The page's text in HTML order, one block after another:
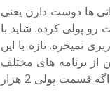
ها دوست دارن یعنی
رو پولی کرده. شاید با
نمیخره. تازه با این
از برنامه های مختلف
گرفتم 90% کاربرا فقط از قسمت رایگان استفاده می کنن و پول نمی دن. (حتی اگه قسمت پولی 2 هزار